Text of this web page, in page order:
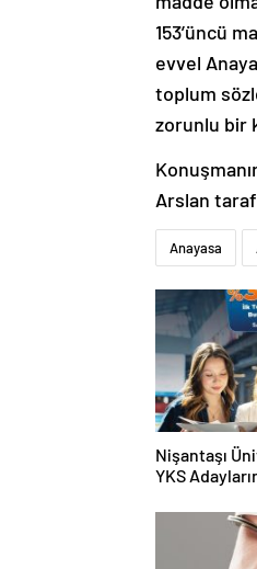
153’üncü
evvel
toplum
zorunlu bir
Arslan
Anayasa
Nişantaşı
YKS